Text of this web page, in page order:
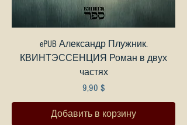
ePUB Александр Плужник.
КВИНТЭССЕНЦИЯ Роман в двух
частях
Цена
9,90 $
Добавить в корзину